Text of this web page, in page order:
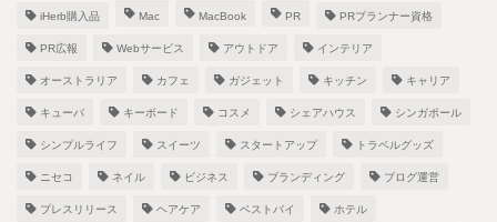
iHerb購入品 Mac MacBook PR PRプランナー資格
PR広報 Webサービス アウトドア インテリア
オーストラリア カフェ ガジェット キッチン キャリア
キューバ キーボード コスメ シェアハウス シンガポール
シンプルライフ スイーツ スタートアップ トラベルグッズ
ニセコ ネイル ビジネス ブランディング ブログ運営
プレスリリース ヘアケア ベストバイ ホテル